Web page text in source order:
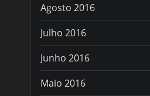
Agosto 2016
Julho 2016
Junho 2016
Maio 2016